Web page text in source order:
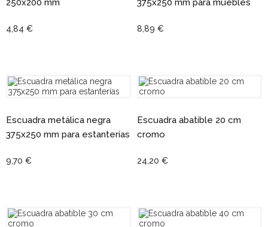
250x200 mm
4,84 €
375x250 mm para muebles
8,89 €
Escuadra metálica negra
375x250 mm para estanterías
9,70 €
Escuadra abatible 20 cm
cromo
24,20 €